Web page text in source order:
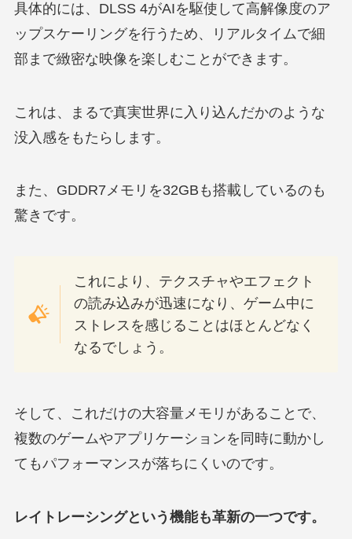
具体的には、DLSS 4がAIを駆使して高解像度のア
ップスケーリングを行うため、リアルタイムで細
部まで緻密な映像を楽しむことができます。
これは、まるで真実世界に入り込んだかのような
没入感をもたらします。
また、GDDR7メモリを32GBも搭載しているのも
驚きです。
これにより、テクスチャやエフェクト
の読み込みが迅速になり、ゲーム中に
ストレスを感じることはほとんどなく
なるでしょう。
そして、これだけの大容量メモリがあることで、
複数のゲームやアプリケーションを同時に動かし
てもパフォーマンスが落ちにくいのです。
レイトレーシングという機能も革新の一つです。